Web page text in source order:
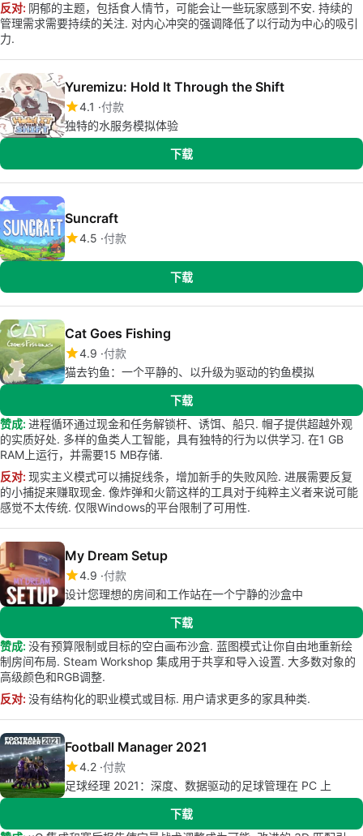
反对: 阴郁的主题，包括食人情节，可能会让一些玩家感到不安. 持续的
管理需求需要持续的关注. 对内心冲突的强调降低了以行动为中心的吸引
力.
Yuremizu: Hold It Through the Shift
4.1 付款
独特的水服务模拟体验
下载
Suncraft
4.5 付款
下载
Cat Goes Fishing
4.9 付款
猫去钓鱼：一个平静的、以升级为驱动的钓鱼模拟
下载
赞成: 进程循环通过现金和任务解锁杆、诱饵、船只. 帽子提供超越外观
的实质好处. 多样的鱼类人工智能，具有独特的行为以供学习. 在1 GB
RAM上运行，并需要15 MB存储.
反对: 现实主义模式可以捕捉线条，增加新手的失败风险. 进展需要反复
的小捕捉来赚取现金. 像炸弹和火箭这样的工具对于纯粹主义者来说可能
感觉不太传统. 仅限Windows的平台限制了可用性.
My Dream Setup
4.9 付款
设计您理想的房间和工作站在一个宁静的沙盒中
下载
赞成: 没有预算限制或目标的空白画布沙盒. 蓝图模式让你自由地重新绘
制房间布局. Steam Workshop 集成用于共享和导入设置. 大多数对象的
高级颜色和RGB调整.
反对: 没有结构化的职业模式或目标. 用户请求更多的家具种类.
Football Manager 2021
4.2 付款
足球经理 2021：深度、数据驱动的足球管理在 PC 上
下载